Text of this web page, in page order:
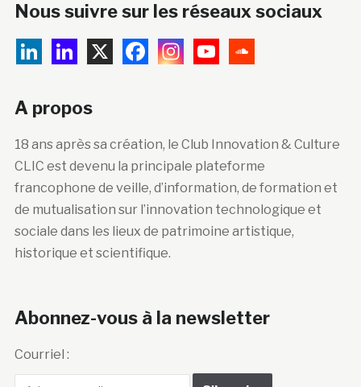
Nous suivre sur les réseaux sociaux
A propos
18 ans après sa création, le Club Innovation & Culture
CLIC est devenu la principale plateforme
francophone de veille, d’information, de formation et
de mutualisation sur l’innovation technologique et
sociale dans les lieux de patrimoine artistique,
historique et scientifique.
Abonnez-vous à la newsletter
Courriel :